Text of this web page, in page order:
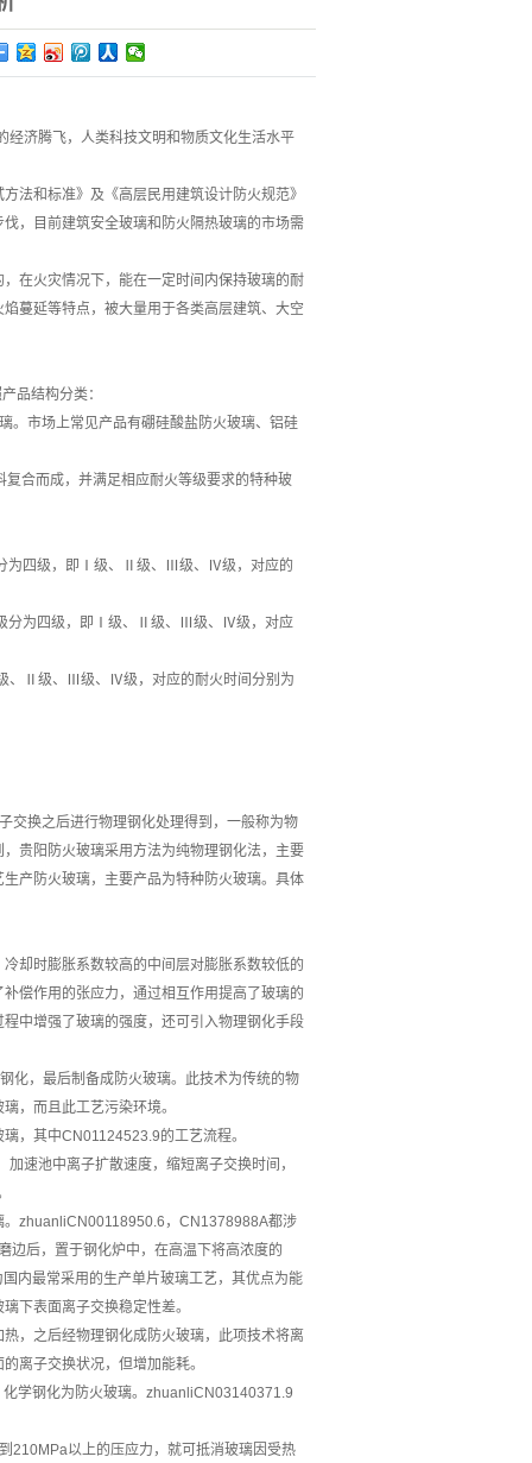
济腾飞，人类科技文明和物质文化生活水平
法和标准》及《高层民用建筑设计防火规范》
，目前建筑安全玻璃和防火隔热玻璃的市场需
在火灾情况下，能在一定时间内保持玻璃的耐
蔓延等特点，被大量用于各类高层建筑、大空
品结构分类：
。市场上常见产品有硼硅酸盐防火玻璃、铝硅
合而成，并满足相应耐火等级要求的特种玻
分为四级，即Ⅰ级、Ⅱ级、Ⅲ级、Ⅳ级，对应的
级分为四级，即Ⅰ级、Ⅱ级、Ⅲ级、Ⅳ级，对应
、Ⅱ级、Ⅲ级、Ⅳ级，对应的耐火时间分别为
交换之后进行物理钢化处理得到，一般称为物
贵阳防火玻璃采用方法为纯物理钢化法，主要
产防火玻璃，主要产品为特种防火玻璃。具体
却时膨胀系数较高的中间层对膨胀系数较低的
偿作用的张应力，通过相互作用提高了玻璃的
中增强了玻璃的强度，还可引入物理钢化手段
化，最后制备成防火玻璃。此技术为传统的物
，而且此工艺污染环境。
，其中CN01124523.9的工艺流程。
速池中离子扩散速度，缩短离子交换时间，
zhuanliCN00118950.6，CN1378988A都涉
边后，置于钢化炉中，在高温下将高浓度的
内最常采用的生产单片玻璃工艺，其优点为能
下表面离子交换稳定性差。
，之后经物理钢化成防火玻璃，此项技术将离
离子交换状况，但增加能耗。
学钢化为防火玻璃。zhuanliCN03140371.9
210MPa以上的压应力，就可抵消玻璃因受热